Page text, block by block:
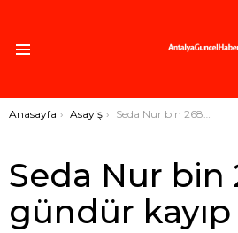
Buradasınız:
Anasayfa Asayiş Seda Nur bin 268 gündür kayıp
Seda Nur bin
gündür kayıp